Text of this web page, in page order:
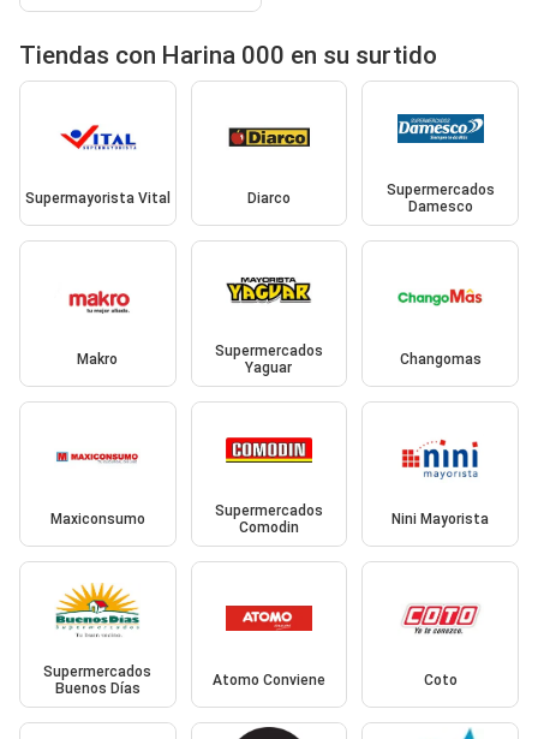
Tiendas con Harina 000 en su surtido
Supermayorista Vital Diarco
Supermercados
Damesco
Makro
Supermercados
Yaguar
Changomas
Maxiconsumo
Supermercados
Comodin
Nini Mayorista
Supermercados
Buenos Días
Atomo Conviene Coto